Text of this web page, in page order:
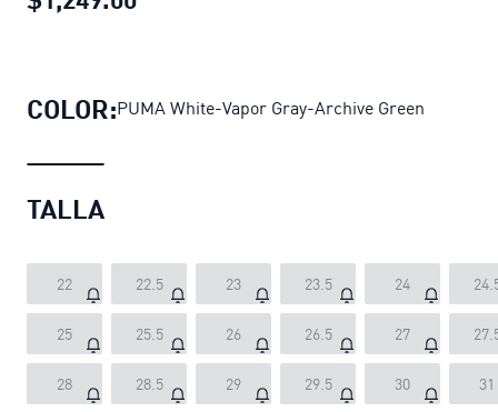
COLOR:PUMA White-Vapor Gray-Archive Green
TALLA
22 22.5 23 23.5 24
25 25.5 26 26.5 27
28 28.5 29 29.5 30 31